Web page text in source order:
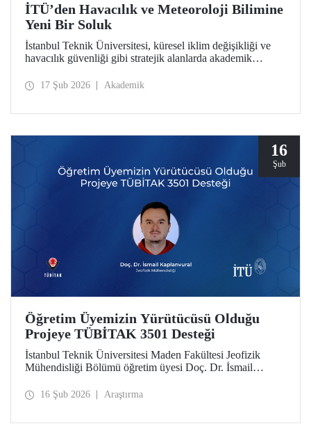
İTÜ’den Havacılık ve Meteoroloji Bilimine
Yeni Bir Soluk
İstanbul Teknik Üniversitesi, küresel iklim değişikliği ve
havacılık güvenliği gibi stratejik alanlarda akademik
Bilimleri Fakültesi bünyesinde hazırlıkları tamamlanan
17 Şub 2026 Akademik
16
Şub
Öğretim Üyemizin Yürütücüsü Olduğu
Projeye TÜBİTAK 3501 Desteği
İstanbul Teknik Üniversitesi Maden Fakültesi Jeofizik
Mühendisliği Bölümü öğretim üyesi Doç. Dr. İsmail
3501 Kariyer Geliştirme Programı kapsamında destek
16 Şub 2026 Araştırma